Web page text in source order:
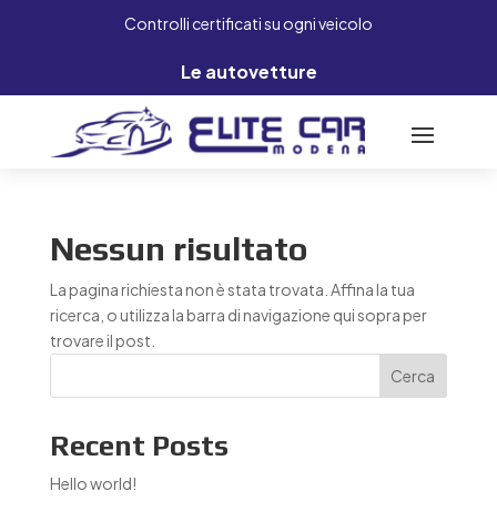
Controlli certificati su ogni veicolo
Le autovetture
Nessun risultato
La pagina richiesta non è stata trovata. Affina la tua
ricerca, o utilizza la barra di navigazione qui sopra per
trovare il post.
Cerca
Recent Posts
Hello world!